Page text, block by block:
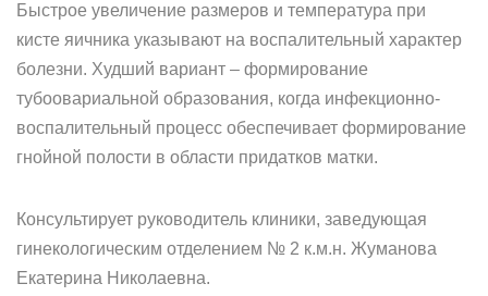
Быстрое увеличение размеров и температура при
кисте яичника указывают на воспалительный характер
болезни. Худший вариант – формирование
тубоовариальной образования, когда инфекционно-
воспалительный процесс обеспечивает формирование
гнойной полости в области придатков матки.
Консультирует руководитель клиники, заведующая
гинекологическим отделением № 2 к.м.н. Жуманова
Екатерина Николаевна.